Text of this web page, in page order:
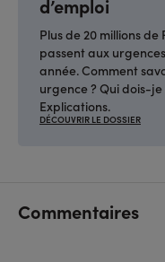
d’emploi
Plus de 20 millions de
passent aux
année. Comment
urgence ? Qui dois-
Explications.
DÉCOUVRIR LE DOSSIER
Commentaires